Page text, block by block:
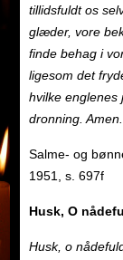
tillidsfuldt os
glæder, vore
finde behag i
ligesom det
hvilke englenes
dronning. Amen.
Salme- og
1951, s. 697f
Husk, O
Husk, o